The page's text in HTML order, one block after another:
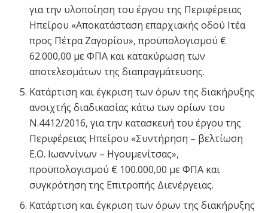
για την υλοποίηση του έργου της Περιφέρειας
Ηπείρου «Αποκατάσταση επαρχιακής οδού Ιτέα
προς Πέτρα Ζαγορίου», προϋπολογισμού €
62.000,00 με ΦΠΑ και κατακύρωση των
αποτελεσμάτων της διαπραγμάτευσης.
Κατάρτιση και έγκριση των όρων της διακήρυξης
ανοιχτής διαδικασίας κάτω των ορίων του
Ν.4412/2016, για την κατασκευή του έργου της
Περιφέρειας Ηπείρου «Συντήρηση – βελτίωση
Ε.Ο. Ιωαννίνων – Ηγουμενίτσας»,
προϋπολογισμού € 100.000,00 με ΦΠΑ και
συγκρότηση της Επιτροπής Διενέργειας.
Κατάρτιση και έγκριση των όρων της διακήρυξης